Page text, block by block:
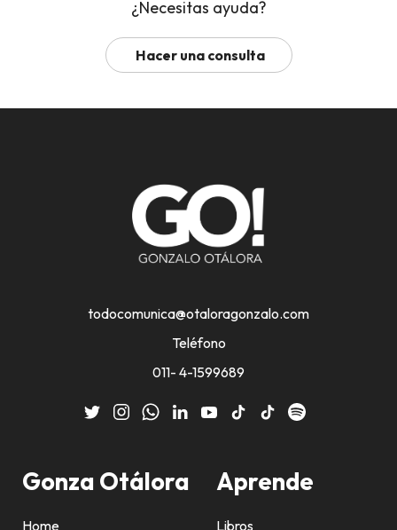
¿Necesitas ayuda?
Hacer una consulta
todocomunica@otaloragonzalo.com
Teléfono
011- 4-1599689
Gonza Otálora
Home
Aprende
Libros